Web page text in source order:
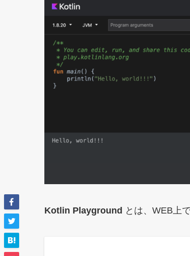
Kotlin Playground とは、WEB上